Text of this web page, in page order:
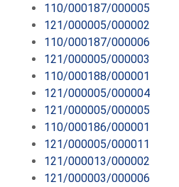
110/000187/000005
121/000005/000002
110/000187/000006
121/000005/000003
110/000188/000001
121/000005/000004
121/000005/000005
110/000186/000001
121/000005/000011
121/000013/000002
121/000003/000006